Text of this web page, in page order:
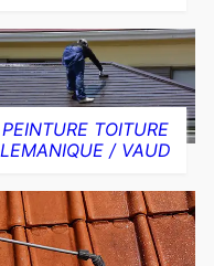
PEINTURE TOITURE
LEMANIQUE / VAUD